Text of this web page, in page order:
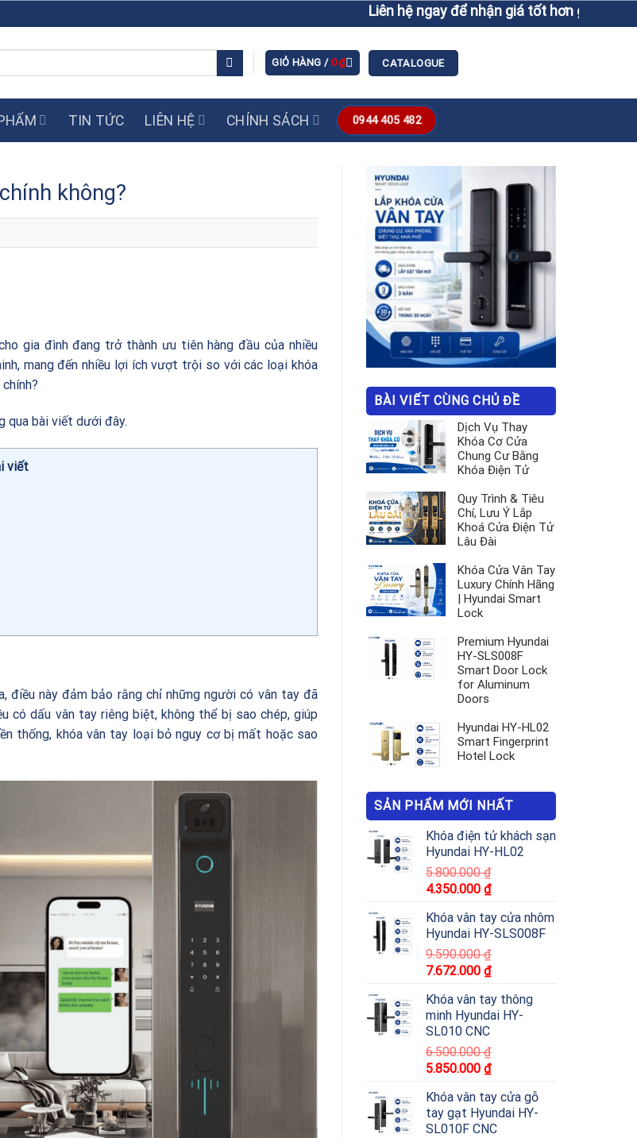
Liên hệ ngay để nhận giá tốt hơn giá niêm yết
GIỎ HÀNG / 0₫ CATALOGUE
TIN TỨC LIÊN HỆ CHÍNH SÁCH 0944 405 482
không?
gia đình đang trở thành ưu tiên hàng đầu của nhiều
mang đến nhiều lợi ích vượt trội so với các loại khóa
qua bài viết dưới đây.
viết
điều này đảm bảo rằng chỉ những người có vân tay đã
có dấu vân tay riêng biệt, không thể bị sao chép, giúp
thống, khóa vân tay loại bỏ nguy cơ bị mất hoặc sao
BÀI VIẾT CÙNG CHỦ ĐỀ
Dịch Vụ Thay
Khóa Cơ Cửa
Chung Cư Bằng
Khóa Điện Tử
Quy Trình & Tiêu
Chí, Lưu Ý Lắp
Khoá Cửa Điện Tử
Lâu Đài
Khóa Cửa Vân Tay
Luxury Chính Hãng
| Hyundai Smart
Lock
Premium Hyundai
HY-SLS008F
Smart Door Lock
for Aluminum
Doors
Hyundai HY-HL02
Smart Fingerprint
Hotel Lock
SẢN PHẨM MỚI NHẤT
Khóa điện tử khách sạn
Hyundai HY-HL02
5.800.000₫
4.350.000 ₫
Khóa vân tay cửa nhôm
Hyundai HY-SLS008F
9.590.000₫
7.672.000 ₫
Khóa vân tay thông
minh Hyundai HY-
SL010 CNC
6.500.000₫
5.850.000 ₫
Khóa vân tay cửa gỗ
tay gạt Hyundai HY-
SL010F CNC